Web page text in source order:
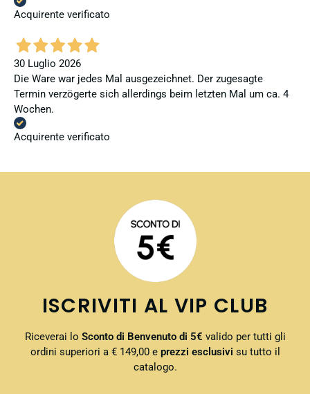
Acquirente verificato
30 Luglio 2026
Die Ware war jedes Mal ausgezeichnet. Der zugesagte
Termin verzögerte sich allerdings beim letzten Mal um ca. 4
Wochen.
Acquirente verificato
ISCRIVITI AL VIP CLUB
Riceverai lo Sconto di Benvenuto di 5€ valido per tutti gli
ordini superiori a € 149,00 e prezzi esclusivi su tutto il
catalogo.